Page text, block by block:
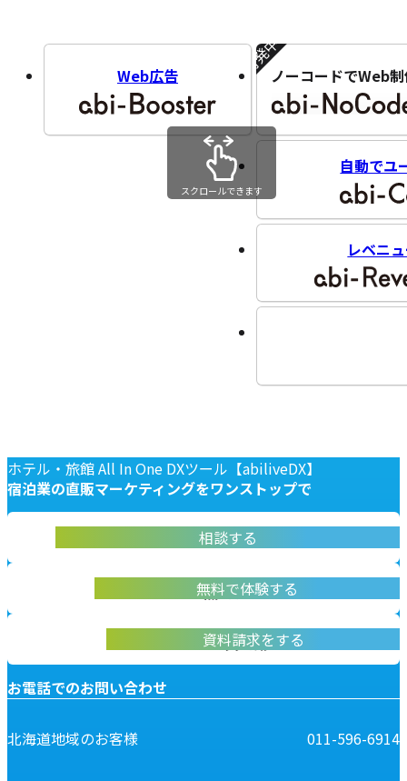
Web広告 ノーコードでWeb
開発中!!
自動でユ
レベニ
スクロールできます
ホテル・旅館 All In One DXツール【abiliveDX】
宿泊業の直販マーケティングをワンストップで
お問い合わせ
abiliveDX導入に関する不明点をお答えします
相談する
無料デモ体験
実際に操作して体験いただけます
無料で体験する
資料請求
abiliveDXの資料はこちらから
資料請求をする
お電話でのお問い合わせ
北海道地域のお客様 011-596-6914